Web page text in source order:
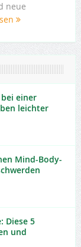
neue
einer
leichter
Mind-Body-
Diese 5
und